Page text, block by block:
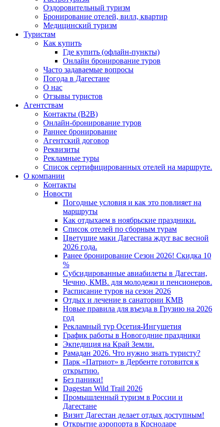
Оздоровительный туризм
Бронирование отелей, вилл, квартир
Медицинский туризм
Туристам
Как купить
Где купить (офлайн-пункты)
Онлайн бронирование туров
Часто задаваемые вопросы
Погода в Дагестане
О нас
Отзывы туристов
Агентствам
Контакты (B2B)
Онлайн-бронирование туров
Раннее бронирование
Агентский договор
Реквизиты
Рекламные туры
Список сертифицированных отелей на маршруте.
О компании
Контакты
Новости
Погодные условия и как это повлияет на
маршруты
Как отдыхаем в ноябрьские праздники.
Список отелей по сборным турам
Цветущие маки Дагестана ждут вас весной
2026 года.
Ранее бронирование Сезон 2026! Скидка 10
%
Субсидированные авиабилеты в Дагестан,
Чечню, КМВ. для молодежи и пенсионеров.
Расписание туров на сезон 2026
Отдых и лечение в санатории КМВ
Новые правила для въезда в Грузию на 2026
год
Рекламный тур Осетия-Ингушетия
График работы в Новогодние праздники
Экпедиция на Край Земли.
Рамадан 2026. Что нужно знать туристу?
Парк «Патриот» в Дербенте готовится к
открытию.
Без паники!
Dagestan Wild Trail 2026
Промышленный туризм в России и
Дагестане
Визит Дагестан делает отдых доступным!
Открытие аэропорта в Крснодаре